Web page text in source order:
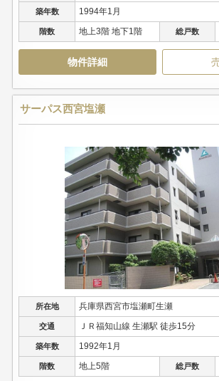
築年数 1994年1月
階数 地上3階 地下1階 総戸数
物件詳細
サーパス西宮塩瀬
所在地 兵庫県西宮市塩瀬町生瀬
交通 ＪＲ福知山線 生瀬駅 徒歩15分
築年数 1992年1月
階数 地上5階 総戸数